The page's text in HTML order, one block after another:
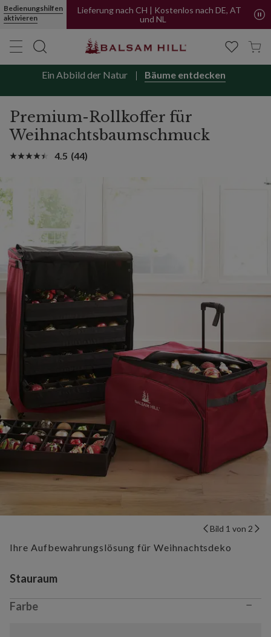
Bedienungshilfen
aktivieren
Lieferung nach CH | Kostenlos nach DE, AT
und NL
Ein Abbild der Natur Bäume entdecken
Premium-Rollkoffer für
Weihnachtsbaumschmuck
4.5 (44)
Bild 1 von 2
Ihre Aufbewahrungslösung für Weihnachtsdeko
Variant selection
Stauraum
Farbe −